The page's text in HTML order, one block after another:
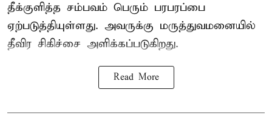
தீக்குளித்த சம்பவம் பெரும் பரபரப்பை
ஏற்படுத்தியுள்ளது. அவருக்கு மருத்துவமனையில்
தீவிர சிகிச்சை அளிக்கப்படுகிறது.
Read More